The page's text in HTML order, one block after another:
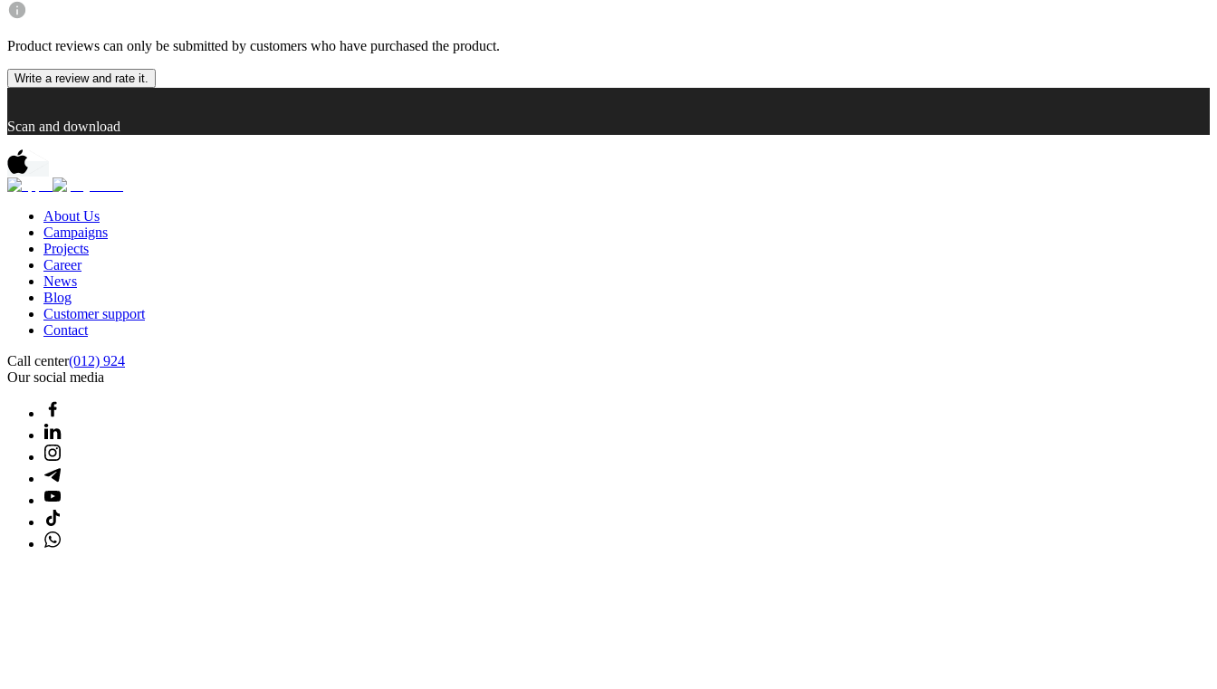
Product reviews can only be submitted by customers who have purchased the product.
Write a review and rate it.
Scan and download
About Us
Campaigns
Projects
Career
News
Blog
Customer support
Contact
Call center(012) 924
Our social media